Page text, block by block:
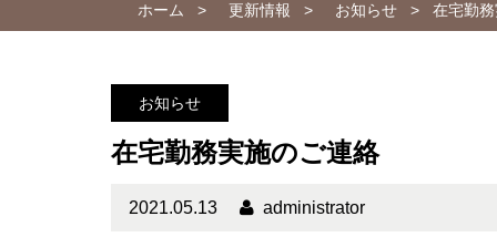
ホーム > 更新情報 > お知らせ > 在宅勤
お知らせ
在宅勤務実施のご連絡
2021.05.13 administrator